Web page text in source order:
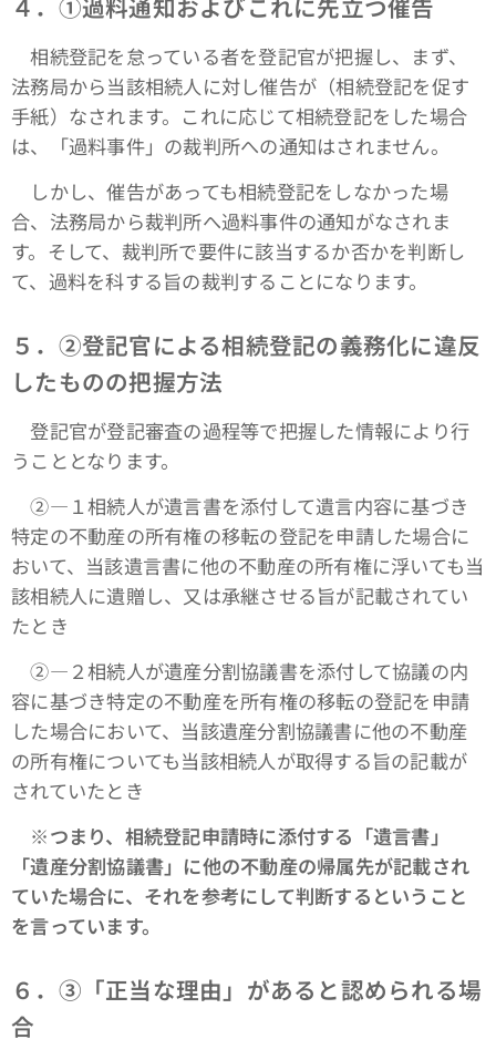
４．①過料通知およびこれに先立つ催告
相続登記を怠っている者を登記官が把握し、まず、
法務局から当該相続人に対し催告が（相続登記を促す
手紙）なされます。これに応じて相続登記をした場合
は、「過料事件」の裁判所への通知はされません。
しかし、催告があっても相続登記をしなかった場
合、法務局から裁判所へ過料事件の通知がなされま
す。そして、裁判所で要件に該当するか否かを判断し
て、過料を科する旨の裁判することになります。
５．➁登記官による相続登記の義務化に違反
したものの把握方法
登記官が登記審査の過程等で把握した情報により行
うこととなります。
➁―１相続人が遺言書を添付して遺言内容に基づき
特定の不動産の所有権の移転の登記を申請した場合に
おいて、当該遺言書に他の不動産の所有権に浮いても当
該相続人に遺贈し、又は承継させる旨が記載されてい
たとき
➁―２相続人が遺産分割協議書を添付して協議の内
容に基づき特定の不動産を所有権の移転の登記を申請
した場合において、当該遺産分割協議書に他の不動産
の所有権についても当該相続人が取得する旨の記載が
されていたとき
※つまり、相続登記申請時に添付する「遺言書」
「遺産分割協議書」に他の不動産の帰属先が記載され
ていた場合に、それを参考にして判断するということ
を言っています。
６．③「正当な理由」があると認められる場
合